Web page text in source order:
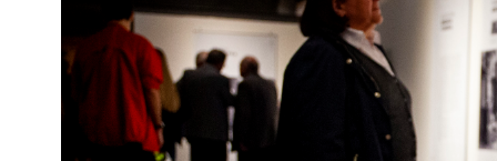
Instalaciones
Visítanos
> Ir a Actividades
Esta semana
Inscripciones
Participa
Envíanos tu propuesta
Buzón de sugerencias
Noticias
Convocatorias